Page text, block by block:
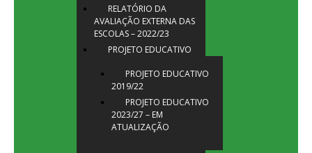
RELATÓRIO DA
AVALIAÇÃO EXTERNA DAS
ESCOLAS – 2022/23
PROJETO EDUCATIVO
PROJETO EDUCATIVO
2019/22
PROJETO EDUCATIVO
2023/27 – EM
ATUALIZAÇÃO